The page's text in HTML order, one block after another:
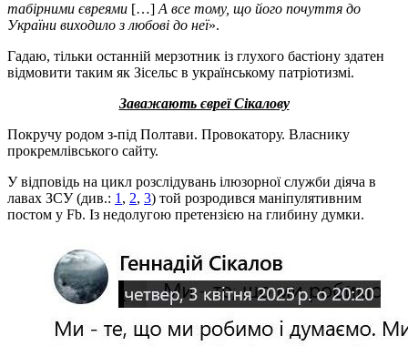
табірними євреями […] А все тому, що його почуття до
України виходило з любові до неї».
Гадаю, тільки останній мерзотник із глухого бастіону здатен
відмовити таким як Зісельс в українському патріотизмі.
Заважають євреї Сікалову
Покручу родом з-під Полтави. Провокатору. Власнику
прокремлівського сайту.
У відповідь на цикл розслідувань ілюзорної служби діяча в
лавах ЗСУ (див.: 1 , 2, 3) той розродився маніпулятивним
постом у Fb. Із недолугою претензією на глибину думки.